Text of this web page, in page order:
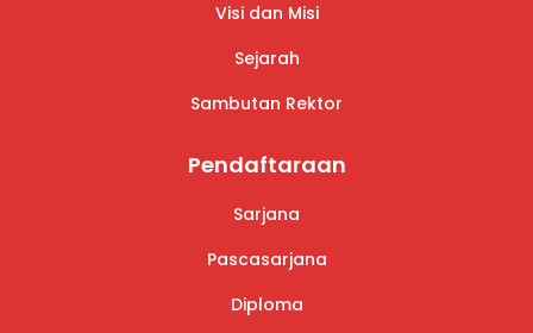
Visi dan Misi
Sejarah
Sambutan Rektor
Pendaftaraan
Sarjana
Pascasarjana
Diploma